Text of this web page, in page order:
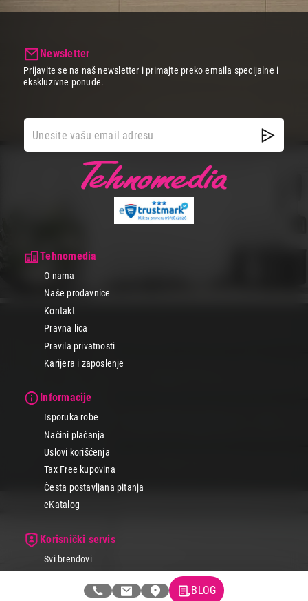
Tehnomedia
O nama
Naše prodavnice
Kontakt
Pravna lica
Pravila privatnosti
Karijera i zaposlenje
Informacije
Isporuka robe
Načini plaćanja
Uslovi korišćenja
Tax Free kupovina
Česta postavljana pitanja
eKatalog
Korisnički servis
Svi brendovi
Reklamacije i servis
Newsletter
Prijavite se na naš newsletter i primajte preko emaila specijalne i
ekskluzivne ponude.
BLOG